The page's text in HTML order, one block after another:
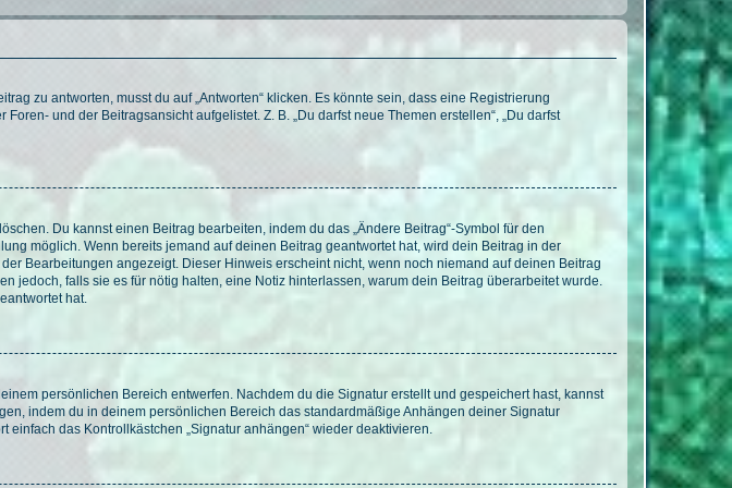
zu antworten, musst du auf „Antworten“ klicken. Es könnte sein, dass eine Registrierung
und der Beitragsansicht aufgelistet. Z. B. „Du darfst neue Themen erstellen“, „Du darfst
Du kannst einen Beitrag bearbeiten, indem du das „Ändere Beitrag“-Symbol für den
möglich. Wenn bereits jemand auf deinen Beitrag geantwortet hat, wird dein Beitrag in der
Bearbeitungen angezeigt. Dieser Hinweis erscheint nicht, wenn noch niemand auf deinen Beitrag
jedoch, falls sie es für nötig halten, eine Notiz hinterlassen, warum dein Beitrag überarbeitet wurde.
hat.
persönlichen Bereich entwerfen. Nachdem du die Signatur erstellt und gespeichert hast, kannst
indem du in deinem persönlichen Bereich das standardmäßige Anhängen deiner Signatur
das Kontrollkästchen „Signatur anhängen“ wieder deaktivieren.